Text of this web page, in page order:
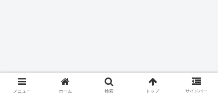
メニュー ホーム 検索 トップ サイドバー